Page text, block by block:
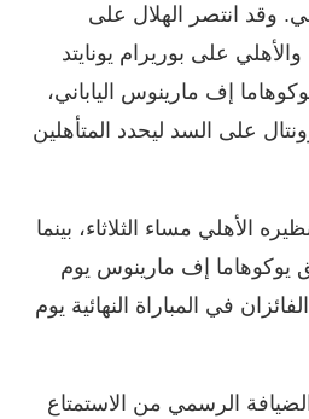
وقد انتصر الهلال على
على بوريرام يونايتد
إف مارينوس الياباني،
على السد ليحدد المتأهلين
الأهلي مساء الثلاثاء، بينما
يوكوهاما إف مارينوس يوم
في المباراة النهائية يوم
الرسمي من الاستمتاع